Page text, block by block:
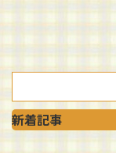
新着記事